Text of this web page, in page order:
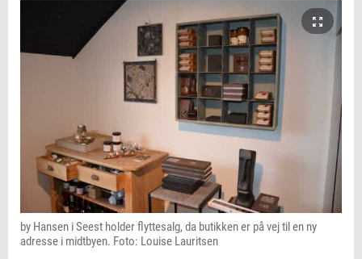
by Hansen i Seest holder flyttesalg, da butikken er på vej til en ny
adresse i midtbyen. Foto: Louise Lauritsen